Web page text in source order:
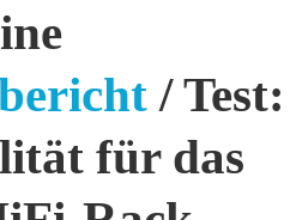
/ Test:
für das